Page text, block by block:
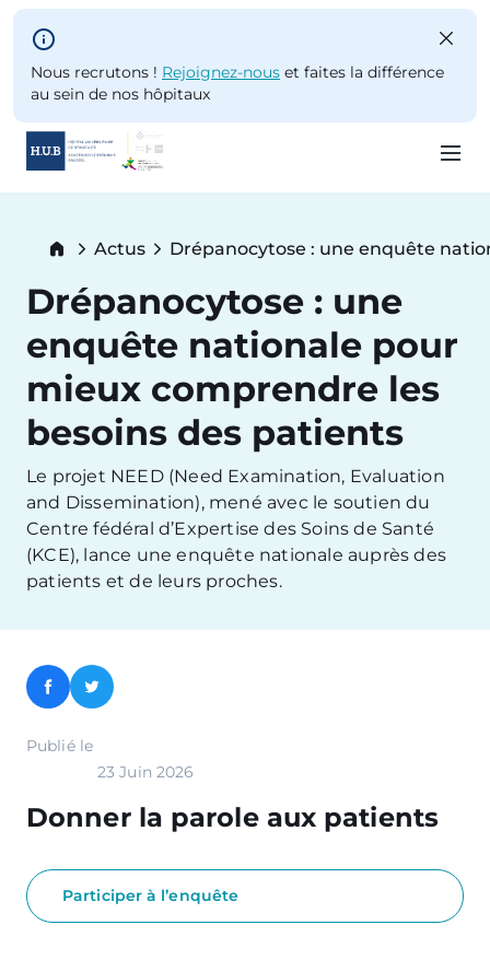
Skip to main content
Nous recrutons ! Rejoignez-nous et faites la différence
au sein de nos hôpitaux
content
Breadcrumb
Actus
Current:
Drépanocytose : une enquête
Drépanocytose : une
enquête nationale pour
mieux comprendre les
besoins des patients
Le projet NEED (Need Examination, Evaluation
and Dissemination), mené avec le soutien du
Centre fédéral d’Expertise des Soins de Santé
(KCE), lance une enquête nationale auprès des
patients et de leurs proches.
Facebook
Twitter
Publié le
23 Juin 2026
Donner la parole aux patients
Participer à l’enquête